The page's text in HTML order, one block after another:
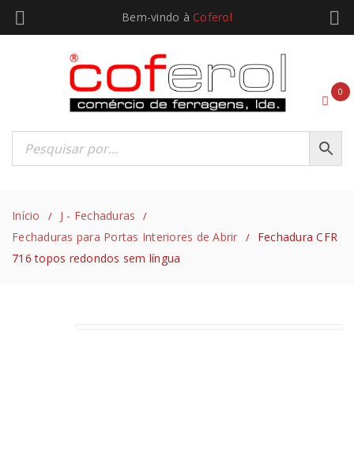
Bem-vindo à Coferol
0
Início / J - Fechaduras /
Fechaduras para Portas Interiores de Abrir /
Fechadura CFR
716 topos redondos sem língua